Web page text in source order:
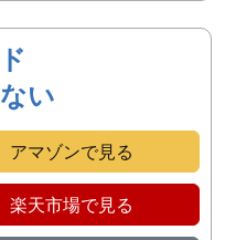
い
アマゾンで見る
楽天市場で見る